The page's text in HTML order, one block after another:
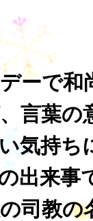
ーで和
言葉の
気持ち
出来事
司教の